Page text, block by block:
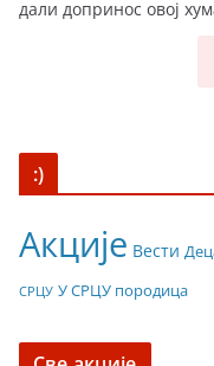
дали допринос овој
:)
Акције Вести
СРЦУ У СРЦУ породица